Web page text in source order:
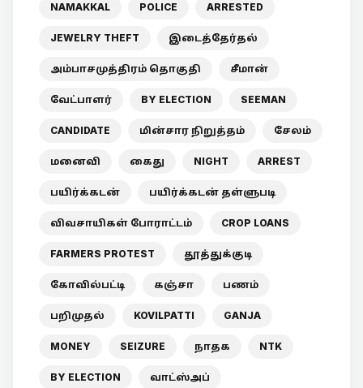
NAMAKKAL POLICE ARRESTED
JEWELRY THEFT இடைத்தேர்தல்
அம்பாசமுத்திரம் தொகுதி சீமான்
வேட்பாளர் BY ELECTION SEEMAN
CANDIDATE மின்சார நிறுத்தம் சேலம்
மனைவி கைது NIGHT ARREST
பயிர்க்கடன் பயிர்க்கடன் தள்ளுபடி
விவசாயிகள் போராட்டம் CROP LOANS
FARMERS PROTEST தூத்துக்குடி
கோவில்பட்டி கஞ்சா பணம்
பறிமுதல் KOVILPATTI GANJA
MONEY SEIZURE நாதக NTK
BY ELECTION வாட்ஸ்அப்